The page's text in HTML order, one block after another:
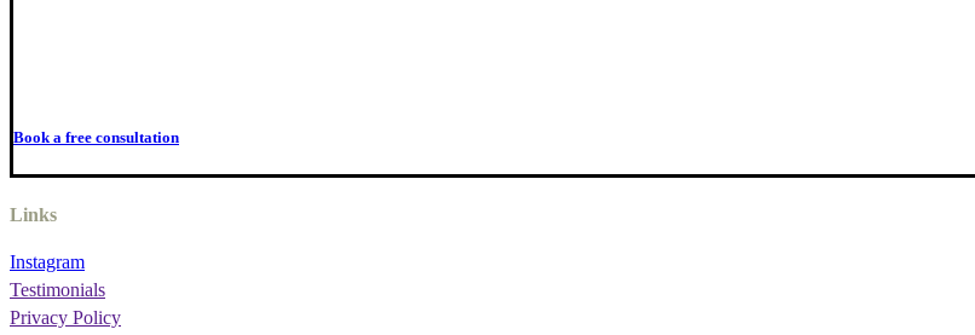
Book a free consultation
Links
Instagram
Testimonials
Privacy Policy